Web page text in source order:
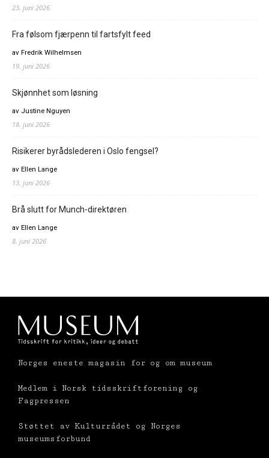
23. juni 2026
Fra følsom fjærpenn til fartsfylt feed
av Fredrik Wilhelmsen
19. juni 2026
Skjønnhet som løsning
av Justine Nguyen
18. juni 2026
Risikerer byrådslederen i Oslo fengsel?
av Ellen Lange
13. juni 2026
Brå slutt for Munch-direktøren
av Ellen Lange
8. juni 2026
Norges eneste magasin for og om museum
Medlem i Norsk tidsskriftforening og
Fagpressen
Støttet av Kulturrådet og Norges
museumsforbund